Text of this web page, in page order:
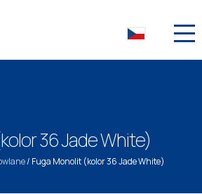
36 Jade White)
/ Fuga Monolit (kolor 36 Jade White)